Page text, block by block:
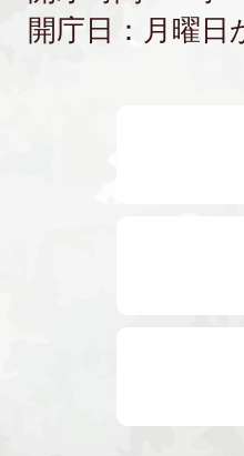
開庁日：月曜日